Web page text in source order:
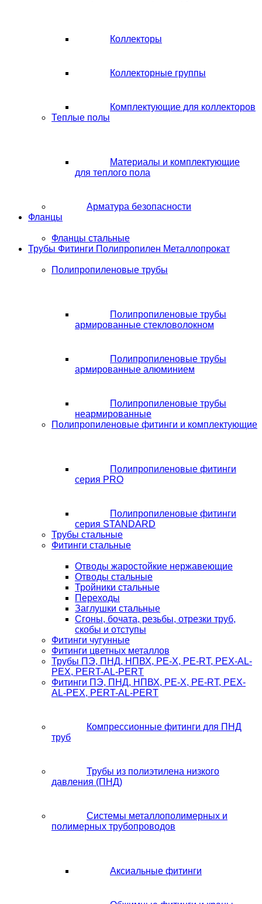
Коллекторы
Коллекторные группы
Комплектующие для коллекторов
Теплые полы
Материалы и комплектующие
для теплого пола
Арматура безопасности
Фланцы
Фланцы стальные
Трубы Фитинги Полипропилен Металлопрокат
Полипропиленовые трубы
Полипропиленовые трубы
армированные стекловолокном
Полипропиленовые трубы
армированные алюминием
Полипропиленовые трубы
неармированные
Полипропиленовые фитинги и комплектующие
Полипропиленовые фитинги
серия PRO
Полипропиленовые фитинги
серия STANDARD
Трубы стальные
Фитинги стальные
Отводы жаростойкие нержавеющие
Отводы стальные
Тройники стальные
Переходы
Заглушки стальные
Сгоны, бочата, резьбы, отрезки труб,
скобы и отступы
Фитинги чугунные
Фитинги цветных металлов
Трубы ПЭ, ПНД, НПВХ, PE-X, PE-RT, PEX-AL-
PEX, PERT-AL-PERT
Фитинги ПЭ, ПНД, НПВХ, PE-X, PE-RT, PEX-
AL-PEX, PERT-AL-PERT
Компрессионные фитинги для ПНД
труб
Трубы из полиэтилена низкого
давления (ПНД)
Системы металлополимерных и
полимерных трубопроводов
Аксиальные фитинги